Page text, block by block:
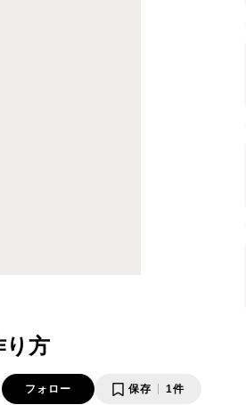
方
フォロー 保存 1件